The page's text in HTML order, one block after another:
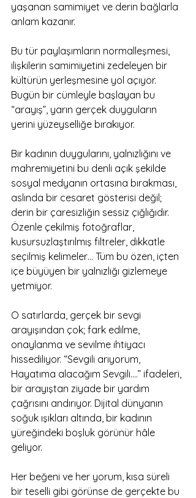
yaşanan samimiyet ve derin bağlarla
anlam kazanır.
Bu tür paylaşımların normalleşmesi,
ilişkilerin samimiyetini zedeleyen bir
kültürün yerleşmesine yol açıyor.
Bugün bir cümleyle başlayan bu
“arayış”, yarın gerçek duyguların
yerini yüzeyselliğe bırakıyor.
Bir kadının duygularını, yalnızlığını ve
mahremiyetini bu denli açık şekilde
sosyal medyanın ortasına bırakması,
aslında bir cesaret gösterisi değil;
derin bir çaresizliğin sessiz çığlığıdır.
Özenle çekilmiş fotoğraflar,
kusursuzlaştırılmış filtreler, dikkatle
seçilmiş kelimeler… Tüm bu özen, içten
içe büyüyen bir yalnızlığı gizlemeye
yetmiyor.
O satırlarda, gerçek bir sevgi
arayışından çok; fark edilme,
onaylanma ve sevilme ihtiyacı
hissediliyor. “Sevgili arıyorum,
Hayatıma alacağım Sevgili....” ifadeleri,
bir arayıştan ziyade bir yardım
çağrısını andırıyor. Dijital dünyanın
soğuk ışıkları altında, bir kadının
yüreğindeki boşluk görünür hâle
geliyor.
Her beğeni ve her yorum, kısa süreli
bir teselli gibi görünse de gerçekte bu